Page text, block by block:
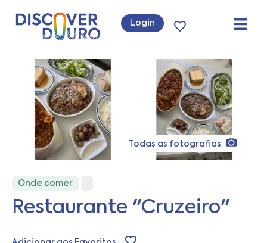
Login
Todas as fotografias
Onde comer
Restaurante "Cruzeiro"